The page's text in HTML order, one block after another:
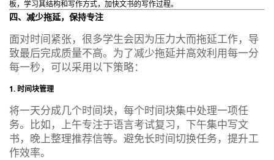
板，学习其结构和写作方式，加快文书的写作过程。
四、减少拖延，保持专注
面对时间紧张，很多学生会因为压力大而拖延工作，导
致最后完成质量不高。为了减少拖延并高效利用每一分
每一秒，可以采用以下策略：
1. 时间块管理
将一天分成几个时间块，每个时间块集中处理一项任
务。比如，上午专注于语言考试复习，下午集中写文
书，晚上整理推荐信等。避免长时间切换任务，提升工
作效率。